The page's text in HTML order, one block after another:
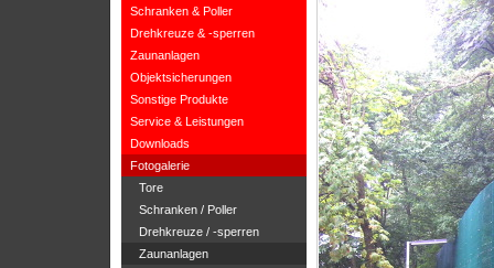
Schranken & Poller
Drehkreuze & -sperren
Zaunanlagen
Objektsicherungen
Sonstige Produkte
Service & Leistungen
Downloads
Fotogalerie
Tore
Schranken / Poller
Drehkreuze / -sperren
Zaunanlagen